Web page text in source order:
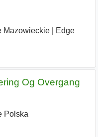
Mazowieckie|
Edge
Og Overgang
Polska